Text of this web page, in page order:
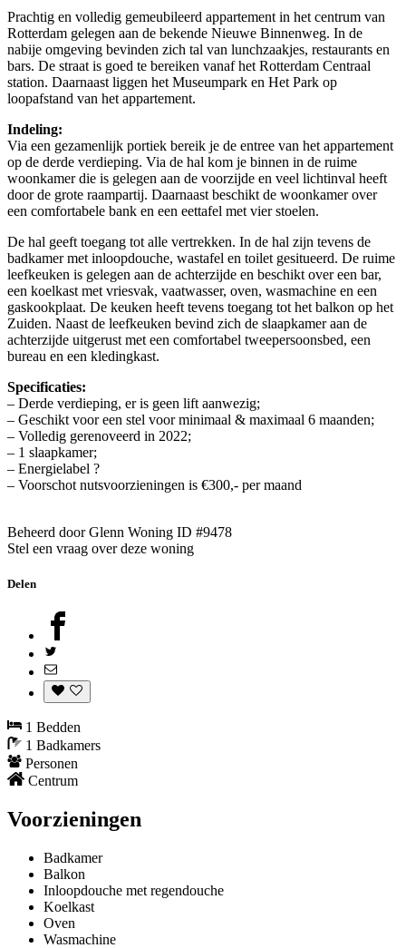
Prachtig en volledig gemeubileerd appartement in het centrum van
Rotterdam gelegen aan de bekende Nieuwe Binnenweg. In de
nabije omgeving bevinden zich tal van lunchzaakjes, restaurants en
bars. De straat is goed te bereiken vanaf het Rotterdam Centraal
station. Daarnaast liggen het Museumpark en Het Park op
loopafstand van het appartement.
Indeling:
Via een gezamenlijk portiek bereik je de entree van het appartement
op de derde verdieping. Via de hal kom je binnen in de ruime
woonkamer die is gelegen aan de voorzijde en veel lichtinval heeft
door de grote raampartij. Daarnaast beschikt de woonkamer over
een comfortabele bank en een eettafel met vier stoelen.
De hal geeft toegang tot alle vertrekken. In de hal zijn tevens de
badkamer met inloopdouche, wastafel en toilet gesitueerd. De ruime
leefkeuken is gelegen aan de achterzijde en beschikt over een bar,
een koelkast met vriesvak, vaatwasser, oven, wasmachine en een
gaskookplaat. De keuken heeft tevens toegang tot het balkon op het
Zuiden. Naast de leefkeuken bevind zich de slaapkamer aan de
achterzijde uitgerust met een comfortabel tweepersoonsbed, een
bureau en een kledingkast.
Specificaties:
– Derde verdieping, er is geen lift aanwezig;
– Geschikt voor een stel voor minimaal & maximaal 6 maanden;
– Volledig gerenoveerd in 2022;
– 1 slaapkamer;
– Energielabel ?
– Voorschot nutsvoorzieningen is €300,- per maand
Beheerd door Glenn Woning ID #9478
Stel een vraag over deze woning
Delen
1 Bedden
1 Badkamers
Personen
Centrum
Voorzieningen
Badkamer
Balkon
Inloopdouche met regendouche
Koelkast
Oven
Wasmachine